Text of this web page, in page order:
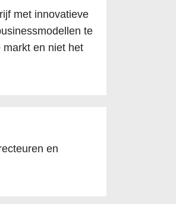
met innovatieve
te
en niet het
en